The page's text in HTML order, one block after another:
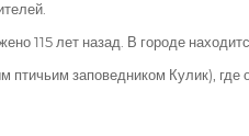
115 лет назад. В городе
заповедником Кулик), где